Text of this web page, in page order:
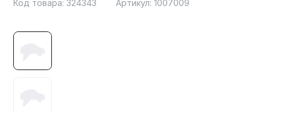
Код товара: 324343 Артикул: 1007009